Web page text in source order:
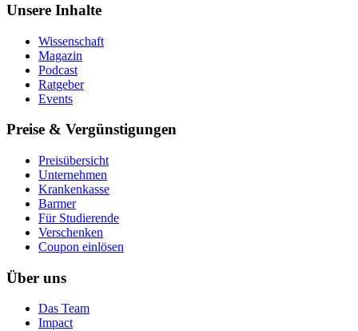
Unsere Inhalte
Wissenschaft
Magazin
Podcast
Ratgeber
Events
Preise & Vergünstigungen
Preisübersicht
Unternehmen
Krankenkasse
Barmer
Für Studierende
Ver­schen­ken
Coupon einlösen
Über uns
Das Team
Impact